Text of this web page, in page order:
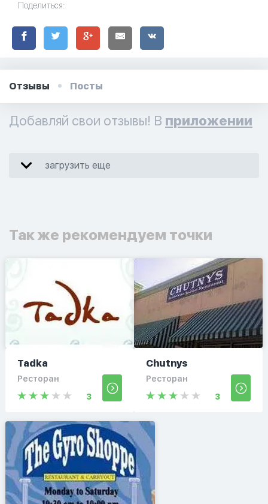
Поделиться:
Отзывы Посты
Добавляй свои отзывы! В приложении
загрузить еще
Так же рекомендуем точки
Tadka
Ресторан
3
Chutnys
Ресторан
3